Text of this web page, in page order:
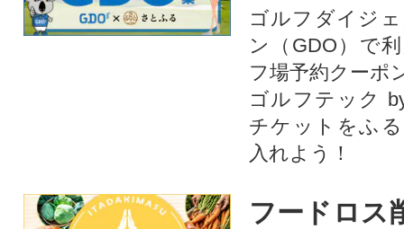
ゴルフダイジ
ン（GDO）で
フ場予約クーポ
ゴルフテック
チケットをふ
入れよう！
フードロス